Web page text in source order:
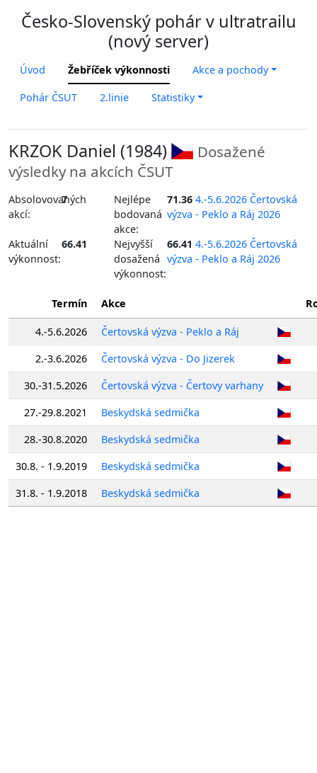
Česko-Slovenský pohár v ultratrailu
(nový server)
Úvod Žebříček výkonnosti Akce a pochody
Pohár ČSUT 2.linie Statistiky
KRZOK Daniel (1984)
Dosažené
výsledky na akcích ČSUT
Absolovovaných
akcí:
7
Nejlépe
bodovaná
akce:
71.36 4.-5.6.2026 Čertovská
výzva - Peklo a Ráj 2026
Aktuální
výkonnost:
66.41
Nejvyšší
dosažená
výkonnost:
66.41 4.-5.6.2026 Čertovská
výzva - Peklo a Ráj 2026
Termín Akce
4.-5.6.2026
Čertovská výzva - Peklo a Ráj
2.-3.6.2026
Čertovská výzva - Do Jizerek
30.-31.5.2026
Čertovská výzva - Čertovy varhany
27.-29.8.2021
Beskydská sedmička
28.-30.8.2020
Beskydská sedmička
30.8. - 1.9.2019
Beskydská sedmička
31.8. - 1.9.2018
Beskydská sedmička